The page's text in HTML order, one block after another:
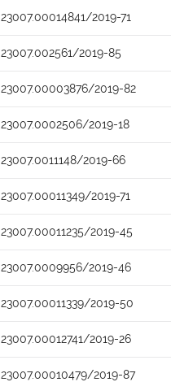
23007.00014841/2019-71
23007.002561/2019-85
23007.00003876/2019-82
23007.0002506/2019-18
23007.0011148/2019-66
23007.00011349/2019-71
23007.00011235/2019-45
23007.0009956/2019-46
23007.00011339/2019-50
23007.00012741/2019-26
23007.00010479/2019-87